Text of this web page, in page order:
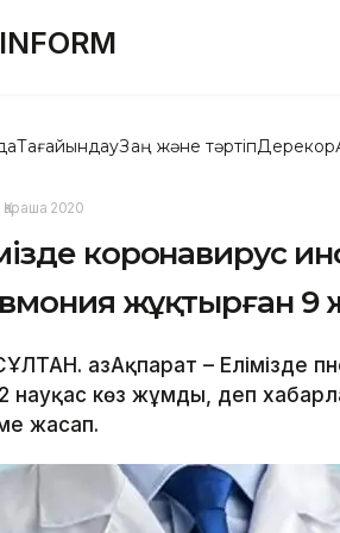
ТағайындауЗаң және тәртіпДерекқор
2020
коронавирус
жұқтырған 9
ҚазАқпарат – Елімізде
науқас көз жұмды, деп
жасап.